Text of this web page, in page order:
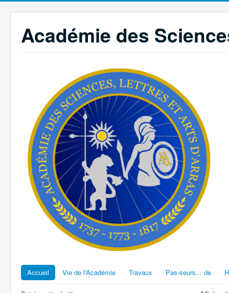
Académie des
Accueil Vie de l'Académie Travaux Pas-seurs... de